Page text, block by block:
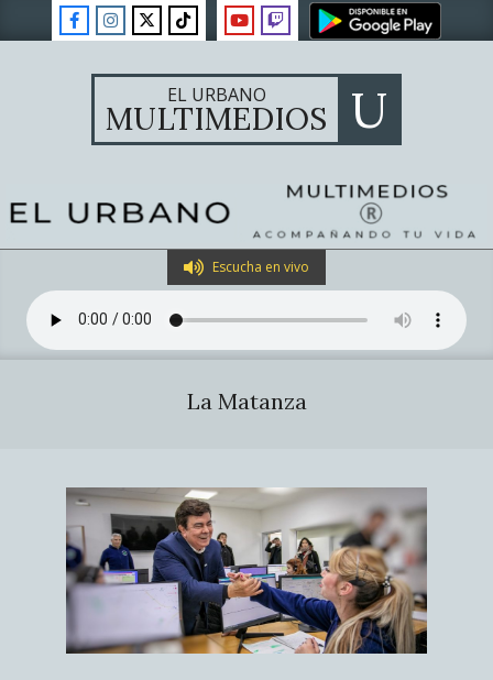
to
EL URBANO
MULTIMEDIOS U
Navigation
Menu
Escucha en vivo
La Matanza